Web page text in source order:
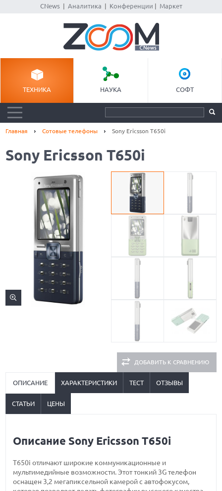
CNews| Аналитика Конференции Маркет
ТЕХНИКА НАУКА СОФТ
Главная Сотовые телефоны Sony Ericsson T650i
Sony Ericsson T650i
ДОБАВИТЬ К СРАВНЕНИЮ
ОПИСАНИЕ ХАРАКТЕРИСТИКИ ТЕСТ ОТЗЫВЫ
СТАТЬИ ЦЕНЫ
Описание Sony Ericsson T650i
Т650i отличают широкие коммуникационные и
мультимедийные возможности. Этот тонкий 3G телефон
оснащен 3,2 мегапиксельной камерой с автофокусом,